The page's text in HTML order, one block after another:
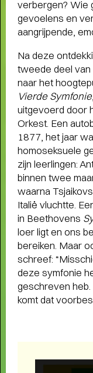
WAT EEN
verbergen? Wie
gevoelens en
aangrijpende,
Na deze
tweede deel van
naar het
Vierde Symfonie
uitgevoerd door
Orkest. Een
1877, het jaar
homoseksuele
zijn leerlingen:
binnen twee
waarna
Italië vluchtte.
in Beethovens
loer ligt en ons
bereiken. Maar
schreef:
deze symfonie
geschreven
komt dat